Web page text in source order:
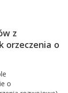
z
orzeczenia o
o